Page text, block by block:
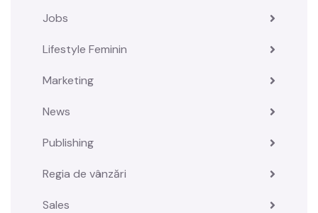
Jobs
Lifestyle Feminin
Marketing
News
Publishing
Regia de vânzări
Sales